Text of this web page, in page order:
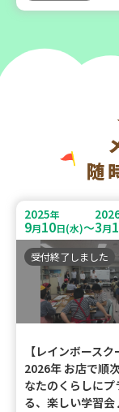
随
2025年
9月10日(水)～3月
受付終了しました
【レインボースク
2026年 お店で順
なたのくらしにプ
る、楽しい学習